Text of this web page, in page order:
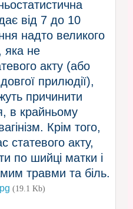
від 7 до 10
надто великого
яка не
акту (або
прилюдії),
причинити
в крайньому
Крім того,
статевого акту,
по шийці матки і
травми та біль.
(19.1 Kb)